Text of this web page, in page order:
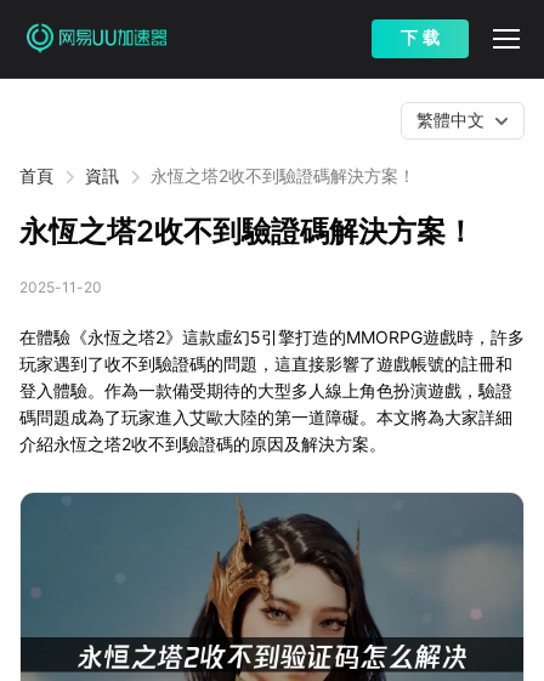
下 载
首頁 資訊 永恆之塔2收不到驗證碼解決方案！
繁體中文
永恆之塔2收不到驗證碼解決方案！
2025-11-20
在體驗《永恆之塔2》這款虛幻5引擎打造的MMORPG遊戲時，許多
玩家遇到了收不到驗證碼的問題，這直接影響了遊戲帳號的註冊和
登入體驗。作為一款備受期待的大型多人線上角色扮演遊戲，驗證
碼問題成為了玩家進入艾歐大陸的第一道障礙。本文將為大家詳細
介紹永恆之塔2收不到驗證碼的原因及解決方案。